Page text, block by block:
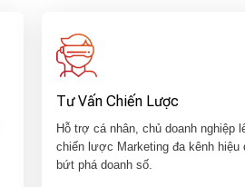
Tư Vấn Chiến Lược
Hỗ trợ cá nhân, chủ doanh nghiệp
chiến lược Marketing đa kênh hiệu
bứt phá doanh số.